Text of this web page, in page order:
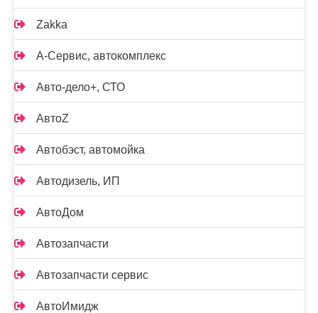
Zakka
А-Сервис, автокомплекс
Авто-дело+, СТО
АвтоZ
Автобэст, автомойка
Автодизель, ИП
АвтоДом
Автозапчасти
Автозапчасти сервис
АвтоИмидж